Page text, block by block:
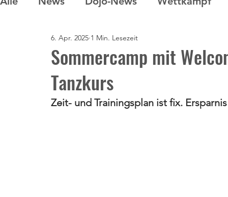
Nachwuchs Prüfungen
Sommercamp Umfrage
Sommercamp mit
Tanzkurs
6. Apr. 2025 1 Min. Lesezeit
Zeit- und Trainingsplan ist fix.